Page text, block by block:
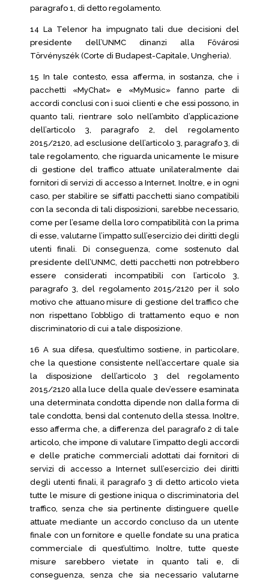
paragrafo 1, di detto regolamento.
14 La Telenor ha impugnato tali due decisioni del
presidente dell’UNMC dinanzi alla Fővárosi
Törvényszék (Corte di Budapest-Capitale, Ungheria).
15 In tale contesto, essa afferma, in sostanza, che i
pacchetti «MyChat» e «MyMusic» fanno parte di
accordi conclusi con i suoi clienti e che essi possono, in
quanto tali, rientrare solo nell’ambito d’applicazione
dell’articolo 3, paragrafo 2, del regolamento
2015/2120, ad esclusione dell’articolo 3, paragrafo 3, di
tale regolamento, che riguarda unicamente le misure
di gestione del traffico attuate unilateralmente dai
fornitori di servizi di accesso a Internet. Inoltre, e in ogni
caso, per stabilire se siffatti pacchetti siano compatibili
con la seconda di tali disposizioni, sarebbe necessario,
come per l’esame della loro compatibilità con la prima
di esse, valutarne l’impatto sull’esercizio dei diritti degli
utenti finali. Di conseguenza, come sostenuto dal
presidente dell’UNMC, detti pacchetti non potrebbero
essere considerati incompatibili con l’articolo 3,
paragrafo 3, del regolamento 2015/2120 per il solo
motivo che attuano misure di gestione del traffico che
non rispettano l’obbligo di trattamento equo e non
discriminatorio di cui a tale disposizione.
16 A sua difesa, quest’ultimo sostiene, in particolare,
che la questione consistente nell’accertare quale sia
la disposizione dell’articolo 3 del regolamento
2015/2120 alla luce della quale dev’essere esaminata
una determinata condotta dipende non dalla forma di
tale condotta, bensì dal contenuto della stessa. Inoltre,
esso afferma che, a differenza del paragrafo 2 di tale
articolo, che impone di valutare l’impatto degli accordi
e delle pratiche commerciali adottati dai fornitori di
servizi di accesso a Internet sull’esercizio dei diritti
degli utenti finali, il paragrafo 3 di detto articolo vieta
tutte le misure di gestione iniqua o discriminatoria del
traffico, senza che sia pertinente distinguere quelle
attuate mediante un accordo concluso da un utente
finale con un fornitore e quelle fondate su una pratica
commerciale di quest’ultimo. Inoltre, tutte queste
misure sarebbero vietate in quanto tali e, di
conseguenza, senza che sia necessario valutarne